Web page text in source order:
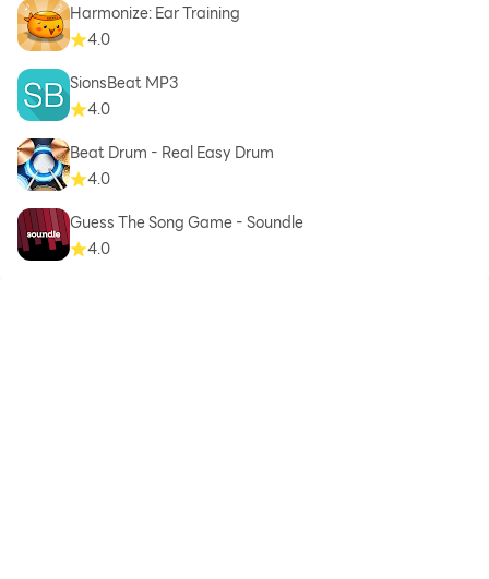
Harmonize: Ear Training
4.0
SionsBeat MP3
4.0
Beat Drum - Real Easy Drum
4.0
Guess The Song Game - Soundle
4.0